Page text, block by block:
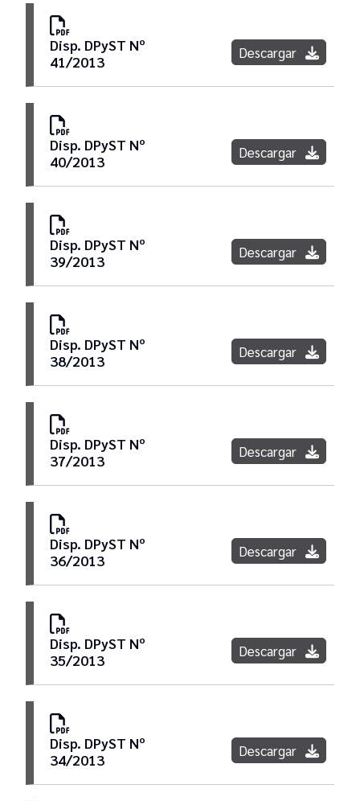
Dirección de Seguridad
Dirección General de Servicios Generales y
Oficina de Integridad Pública
Disp. DPyST Nº
41/2013
Descargar
Disp. DPyST Nº
40/2013
Descargar
Disp. DPyST Nº
39/2013
Descargar
Disp. DPyST Nº
38/2013
Descargar
Disp. DPyST Nº
37/2013
Descargar
Disp. DPyST Nº
36/2013
Descargar
Disp. DPyST Nº
35/2013
Descargar
Disp. DPyST Nº
34/2013
Descargar